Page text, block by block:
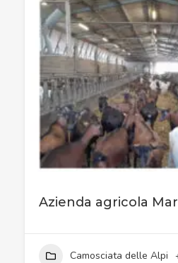
Azienda agricola
Camosciata delle Alpi